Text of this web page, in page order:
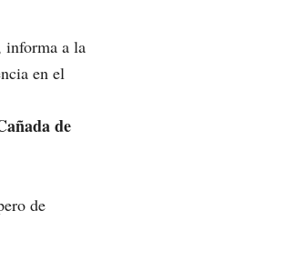
informa a la
en el
de
de